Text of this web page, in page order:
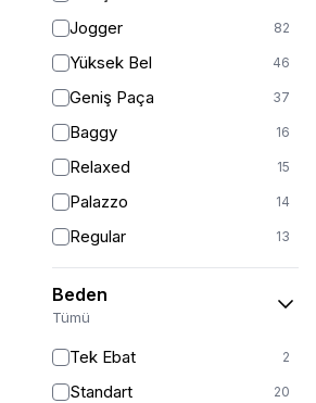
Jogger 82
Yüksek Bel 46
Geniş Paça 37
Baggy 16
Relaxed 15
Palazzo 14
Regular 13
Havuç 11
Straight 6
Beden
Tümü
Tek Ebat 2
Standart 20